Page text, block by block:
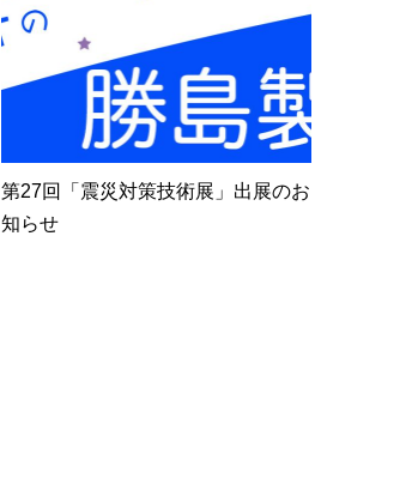
第27回「震災対策技術展」出展のお
知らせ